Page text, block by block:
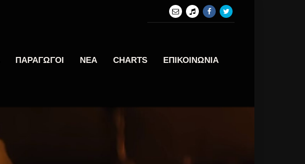
ΠΑΡΑΓΩΓΟΙ ΝΕΑ CHARTS ΕΠΙΚΟΙΝΩΝΙΑ